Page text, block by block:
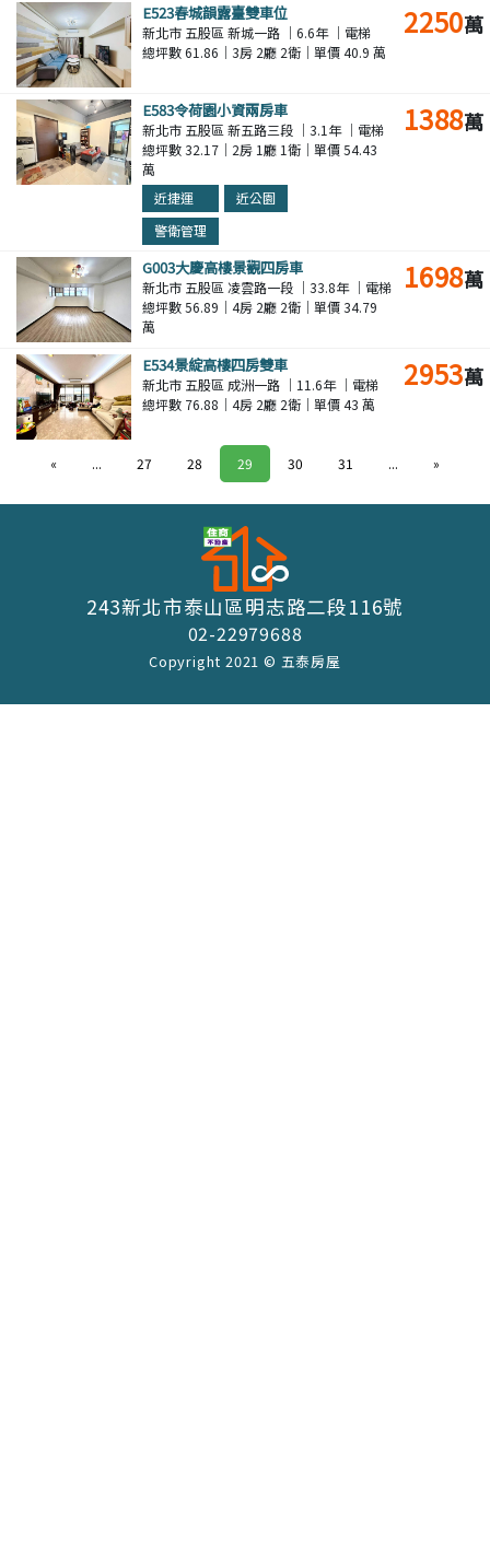
E523春城韻露臺雙車位
新北市 五股區 新城一路 ｜6.6年 ｜電梯
總坪數 61.86｜3房 2廳 2衛｜單價 40.9 萬
2250萬
E583令荷園小資兩房車
新北市 五股區 新五路三段 ｜3.1年 ｜電梯
總坪數 32.17｜2房 1廳 1衛｜單價 54.43
萬
近捷運
近公園
警衛管理
1388萬
G003大慶高樓景觀四房車
新北市 五股區 凌雲路一段 ｜33.8年 ｜電梯
總坪數 56.89｜4房 2廳 2衛｜單價 34.79
萬
1698萬
E534景綻高樓四房雙車
新北市 五股區 成洲一路 ｜11.6年 ｜電梯
總坪數 76.88｜4房 2廳 2衛｜單價 43 萬
2953萬
»
...
31
30
29
28
27
...
«
243新北市泰山區明志路二段116號
02-22979688
Copyright 2021 © 五泰房屋